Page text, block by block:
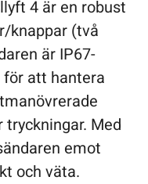
4 är en robust
knappar (två
är IP67-
att hantera
Med
emot
och väta.